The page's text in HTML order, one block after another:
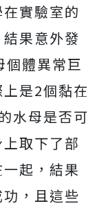
實驗室的
果意外發
體異常巨
是2個黏在
水母是否可
取下了部
起，結果
，且這些